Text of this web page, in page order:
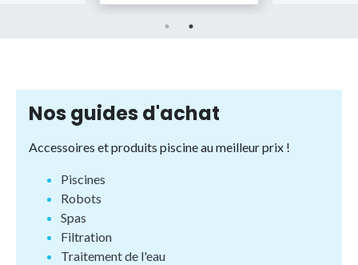
Nos guides d'achat
Accessoires et produits piscine au meilleur prix !
Piscines
Robots
Spas
Filtration
Traitement de l'eau